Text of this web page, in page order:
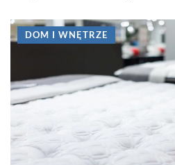
DOM I WNĘTRZE